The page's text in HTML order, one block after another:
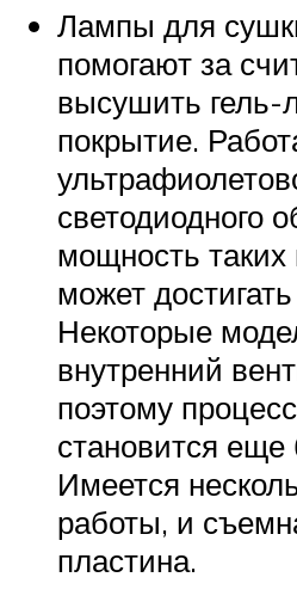
Лампы для
помогают за
высушить гель-
покрытие.
светодиодного
мощность таких
может достигать
Некоторые
внутренний
поэтому
становится еще
Имеется
работы, и
пластина.